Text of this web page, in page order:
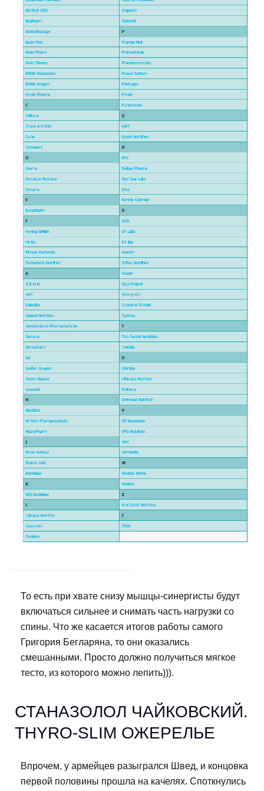
То есть при хвате снизу мышцы-синергисты будут
включаться сильнее и снимать часть нагрузки со
спины. Что же касается итогов работы самого
Григория Бегларяна, то они оказались
смешанными. Просто должно получиться мягкое
тесто, из которого можно лепить))).
СТАНАЗОЛОЛ ЧАЙКОВСКИЙ.
THYRO-SLIM ОЖЕРЕЛЬЕ
Впрочем, у армейцев разыгрался Швед, и концовка
первой половины прошла на качелях. Споткнулись